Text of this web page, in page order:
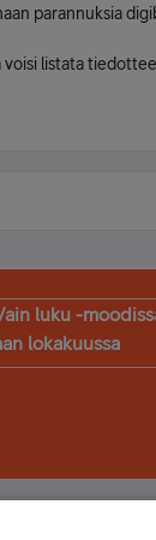
parannuksia
voisi listata
luku -
lokakuussa